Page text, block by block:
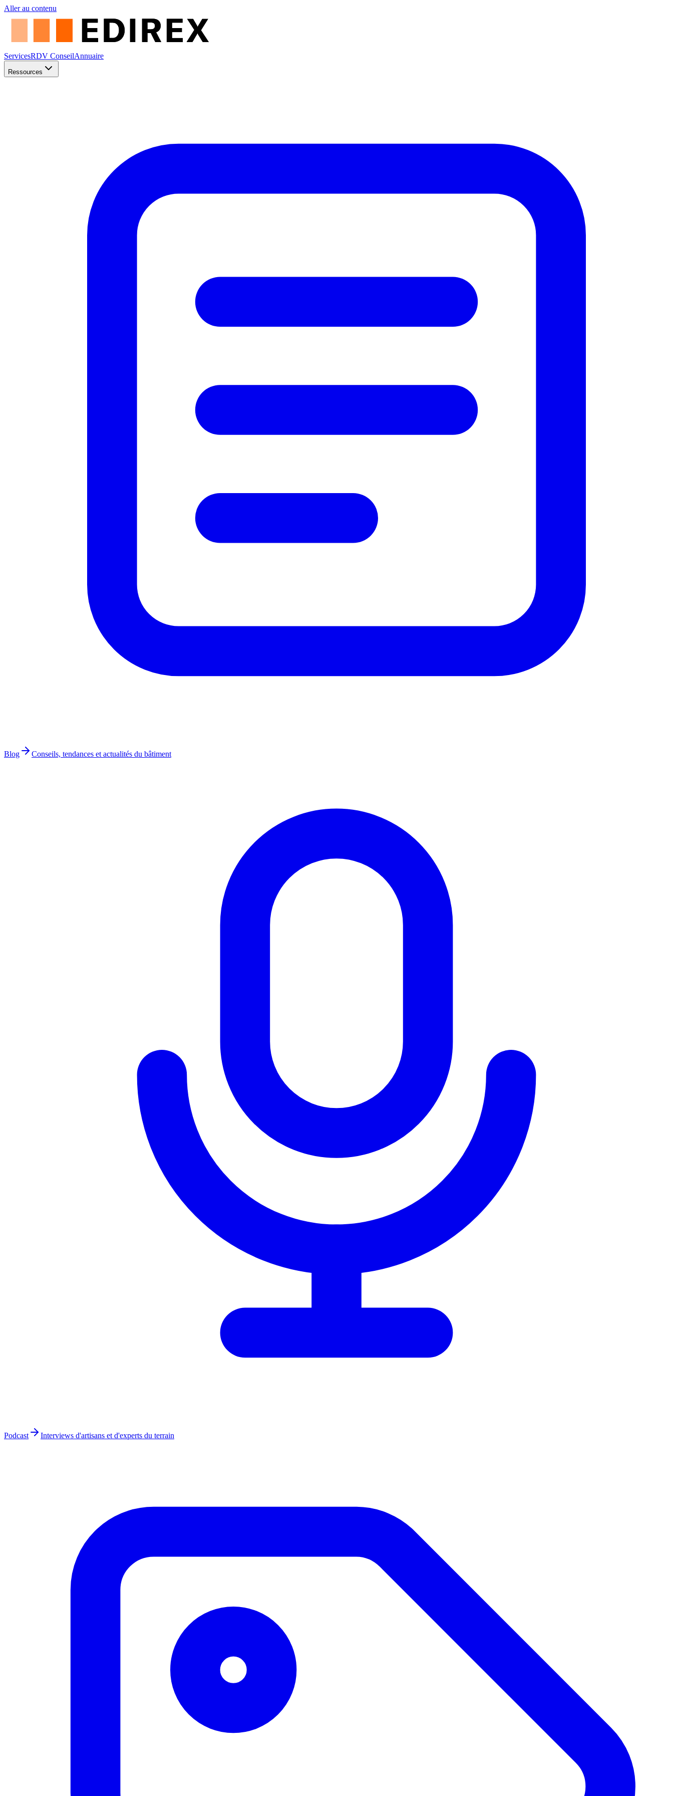
Aller au contenu
ServicesRDV ConseilAnnuaire
Ressources
Blog Conseils, tendances et actualités du bâtiment
Podcast Interviews d'artisans et d'experts du terrain